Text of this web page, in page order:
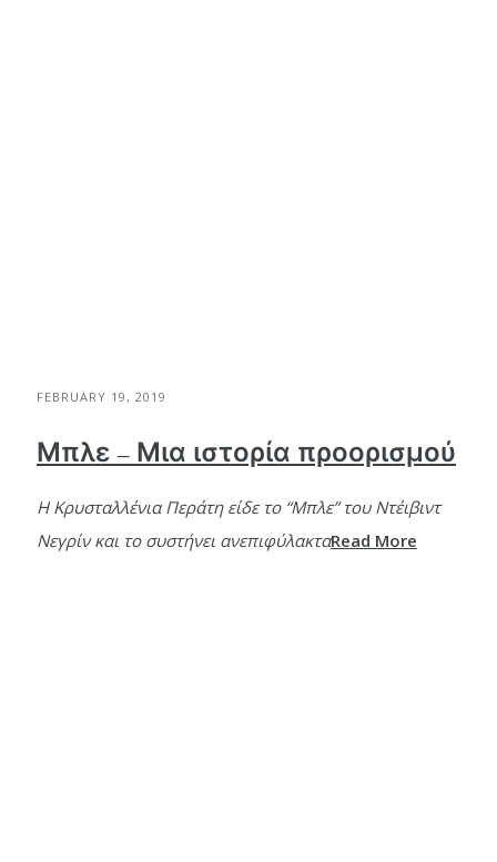
FEBRUARY 19, 2019
Μπλε – Μια ιστορία προορισμού
Η Κρυσταλλένια Περάτη είδε το “Μπλε” του Ντέιβιντ
Νεγρίν και το συστήνει ανεπιφύλακταRead More